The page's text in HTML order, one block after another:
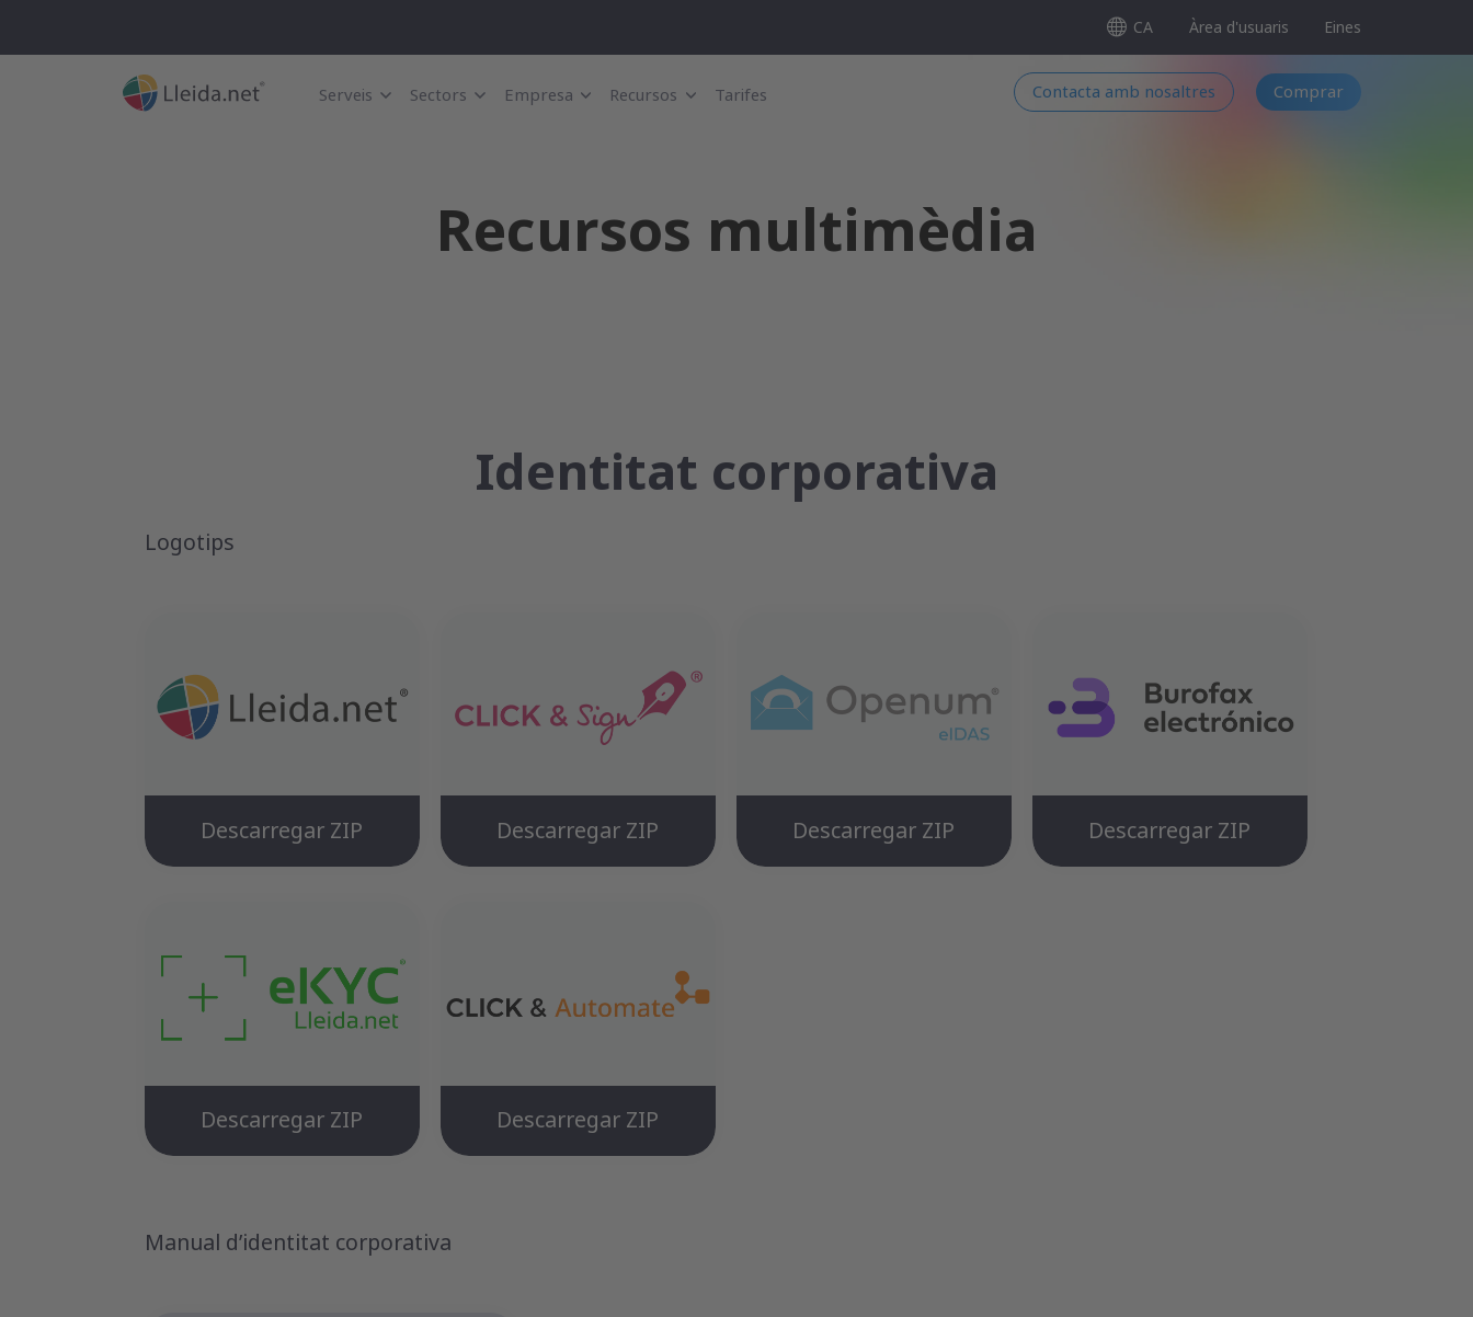
CA Àrea d'usuaris Eines
Serveis Sectors Empresa Recursos Tarifes Contacta amb nosaltres Comprar
Recursos multimèdia
Identitat corporativa
Logotips
Descarregar ZIP Descarregar ZIP Descarregar ZIP Descarregar ZIP
Descarregar ZIP Descarregar ZIP
Manual d’identitat corporativa